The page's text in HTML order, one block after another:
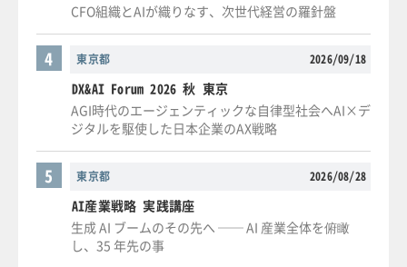
CFO組織とAIが織りなす、次世代経営の羅針盤
東京都 2026/09/18
4
DX&AI Forum 2026 秋 東京
AGI時代のエージェンティックな自律型社会へAI×デ
ジタルを駆使した日本企業のAX戦略
東京都 2026/08/28
5
AI産業戦略 実践講座
生成 AI ブームのその先へ ── AI 産業全体を俯瞰
し、35 年先の事